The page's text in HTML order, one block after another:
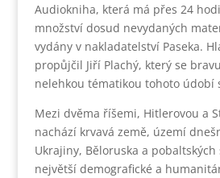
Audiokniha, která má přes 24
množství dosud nevydaných
vydány v nakladatelství Paseka.
propůjčil Jiří Plachý, který se
nelehkou tématikou tohoto údobí
Mezi dvěma říšemi, Hitlerovou a
nachází krvavá země, území
Ukrajiny, Běloruska a
největší demografické a